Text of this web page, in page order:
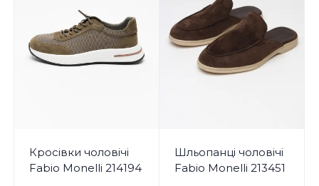
Кросівки чоловічі
Fabio Monelli 214194
Шльопанці чоловічі
Fabio Monelli 213451